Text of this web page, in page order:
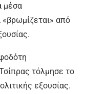
μέσα
από
τόλμησε το
εξουσίας.